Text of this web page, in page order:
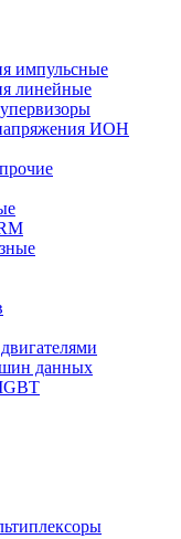
импульсные
линейные
ИОН
данных